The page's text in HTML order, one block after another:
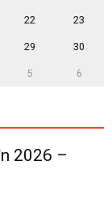
22 23
29 30
5 6
2026 –